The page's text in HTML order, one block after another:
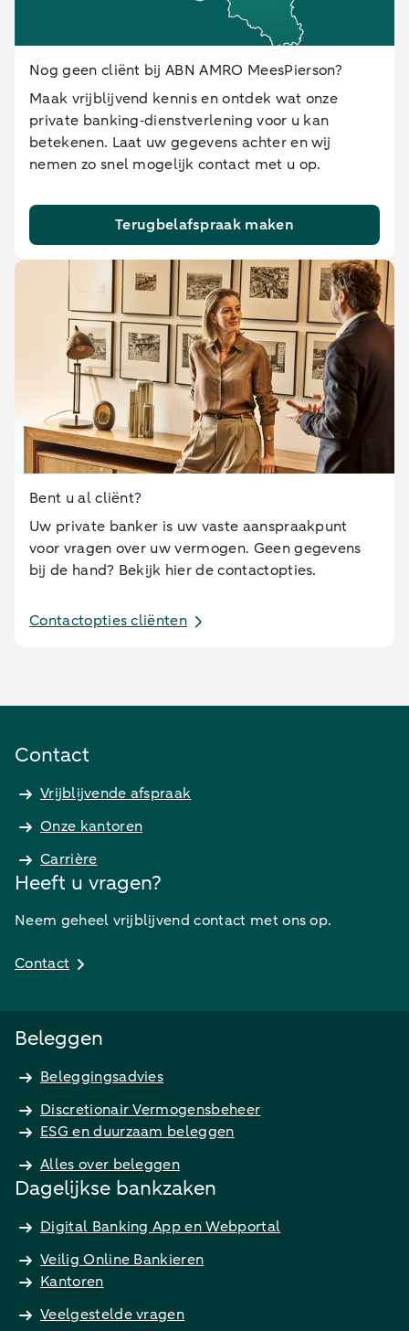
Nog geen cliënt bij ABN AMRO MeesPierson?
Maak vrijblijvend kennis en ontdek wat onze
private banking‑dienstverlening voor u kan
betekenen. Laat uw gegevens achter en wij
nemen zo snel mogelijk contact met u op.
Terugbelafspraak maken
Bent u al cliënt?
Uw private banker is uw vaste aanspraakpunt
voor vragen over uw vermogen. Geen gegevens
bij de hand? Bekijk hier de contactopties.
Contactopties cliënten
Contact
Vrijblijvende afspraak
Onze kantoren
Carrière
Heeft u vragen?
Neem geheel vrijblijvend contact met ons op.
Contact
Beleggen
Beleggingsadvies
Discretionair Vermogensbeheer
ESG en duurzaam beleggen
Alles over beleggen
Dagelijkse bankzaken
Digital Banking App en Webportal
Veilig Online Bankieren
Kantoren
Veelgestelde vragen